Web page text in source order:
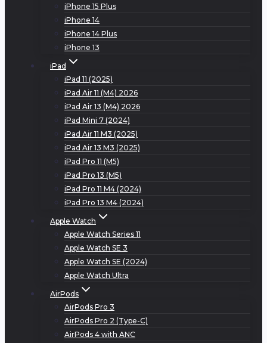
iPhone 15 Plus
iPhone 14
iPhone 14 Plus
iPhone 13
iPad
iPad 11 (2025)
iPad Air 11 (M4) 2026
iPad Air 13 (M4) 2026
iPad Mini 7 (2024)
iPad Air 11 M3 (2025)
iPad Air 13 M3 (2025)
iPad Pro 11 (M5)
iPad Pro 13 (M5)
iPad Pro 11 M4 (2024)
iPad Pro 13 M4 (2024)
Apple Watch
Apple Watch Series 11
Apple Watch SE 3
Apple Watch SE (2024)
Apple Watch Ultra
AirPods
AirPods Pro 3
AirPods Pro 2 (Type-C)
AirPods 4 with ANC